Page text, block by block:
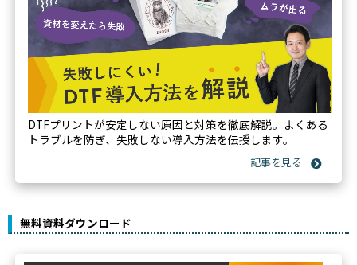
DTFプリントが安定しない原因と対策を徹底解説。よくある
トラブルを防ぎ、失敗しない導入方法を伝授します。
無料資料ダウンロード